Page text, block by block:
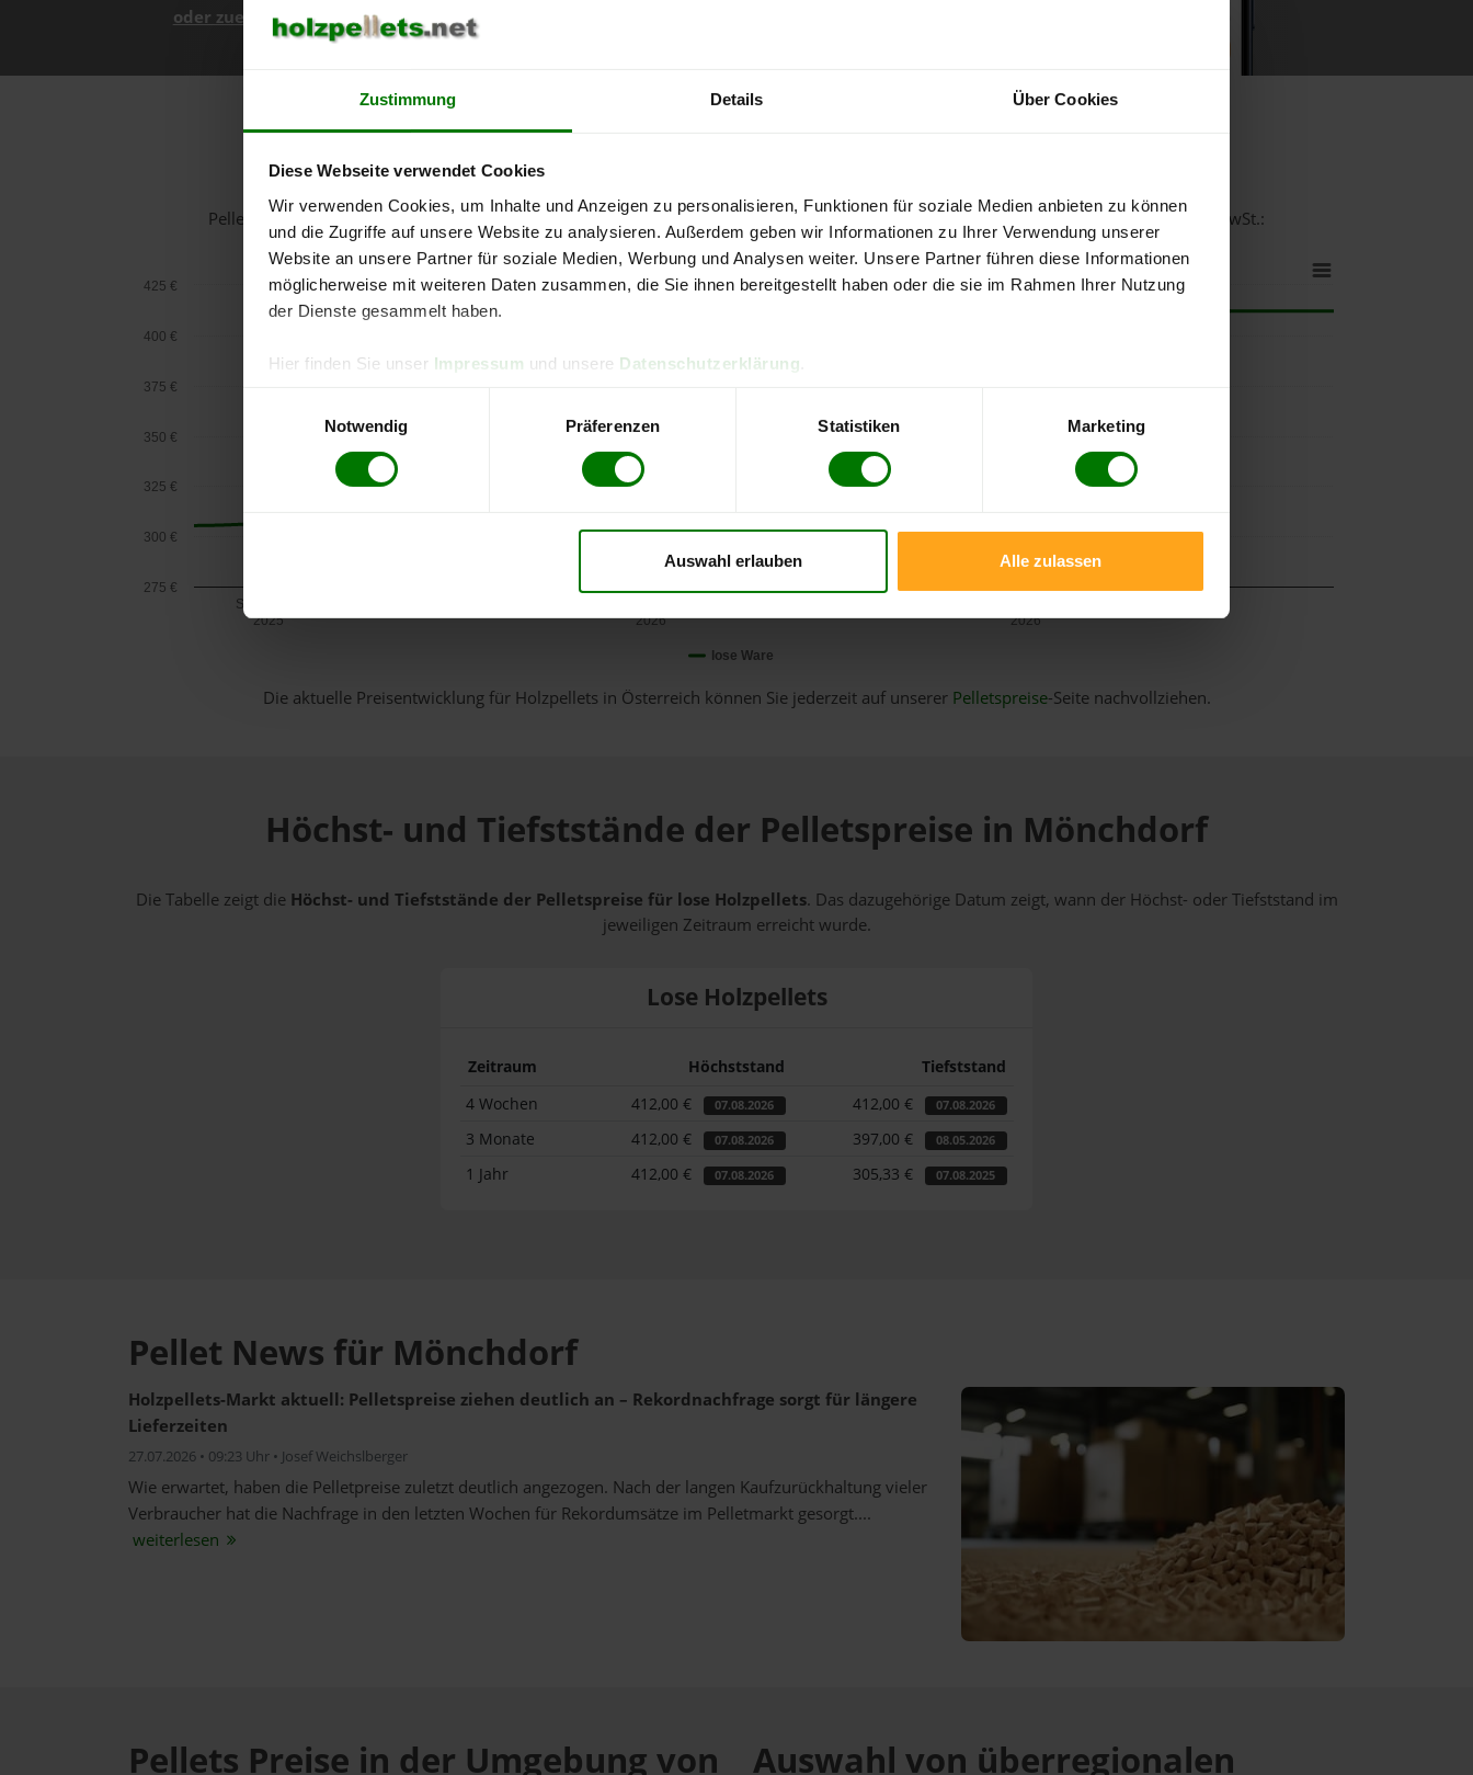
Zustimmung Details Über Cookies
Diese Webseite verwendet Cookies
Wir verwenden Cookies, um Inhalte und Anzeigen zu personalisieren, Funktionen für soziale Medien anbieten zu können
und die Zugriffe auf unsere Website zu analysieren. Außerdem geben wir Informationen zu Ihrer Verwendung unserer
Website an unsere Partner für soziale Medien, Werbung und Analysen weiter. Unsere Partner führen diese Informationen
möglicherweise mit weiteren Daten zusammen, die Sie ihnen bereitgestellt haben oder die sie im Rahmen Ihrer Nutzung
der Dienste gesammelt haben.
Hier finden Sie unser Impressum und unsere Datenschutzerklärung
Notwendig
Präferenzen Statistiken Marketing
Auswahl erlauben Alle zulassen
oder zuerst mehr über unsere App erfahren
Holzpellets-Chart für Mönchdorf
Pelletspreise in Mönchdorf für 1 Tonne bei Abnahmevon 6 Tonnen loser Ware in DINplus-/ENplus-Qualität bei einer Lieferstelle inkl. MwSt.:
lose Ware
September
2025
2026
2026
275 €
300 €
325 €
350 €
375 €
400 €
425 €
Die aktuelle Preisentwicklung für Holzpellets in Österreich können Sie jederzeit auf unserer Pelletspreise-Seite nachvollziehen.
Höchst- und Tiefststände der Pelletspreise in Mönchdorf
Die Tabelle zeigt die Höchst- und Tiefststände der Pelletspreise für lose Holzpellets. Das dazugehörige Datum zeigt, wann der Höchst- oder Tiefststand im
jeweiligen Zeitraum erreicht wurde.
Lose Holzpellets
Zeitraum Höchststand
Tiefststand
4 Wochen
412,00 € 07.08.2026 412,00 € 07.08.2026
3 Monate 412,00 € 07.08.2026 397,00 € 08.05.2026
1 Jahr 412,00 € 07.08.2026 305,33 € 07.08.2025
Pellet News für Mönchdorf
Holzpellets-Markt aktuell: Pelletspreise ziehen deutlich an – Rekordnachfrage sorgt für längere
Lieferzeiten
27.07.2026 • 09:23 Uhr • Josef Weichslberger
Wie erwartet, haben die Pelletpreise zuletzt deutlich angezogen. Nach der langen Kaufzurückhaltung vieler
Verbraucher hat die Nachfrage in den letzten Wochen für Rekordumsätze im Pelletmarkt gesorgt....
weiterlesen
Pellets Preise in der Umgebung von Auswahl von überregionalen